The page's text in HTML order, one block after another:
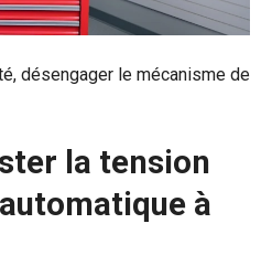
désengager le mécanisme de
la tension
à